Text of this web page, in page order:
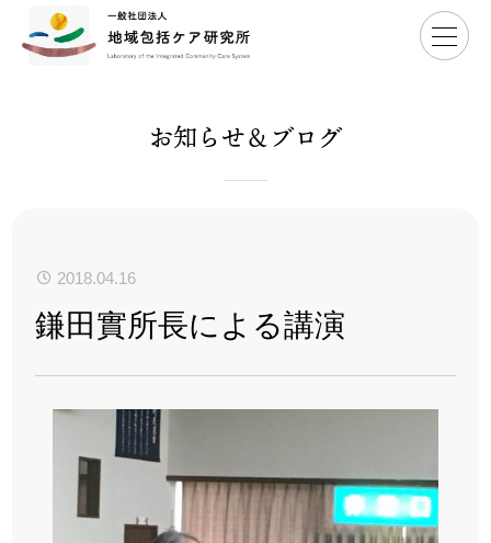
Home > 鎌田實所長による講演
お知らせ＆ブログ
2018.04.16
鎌田實所長による講演